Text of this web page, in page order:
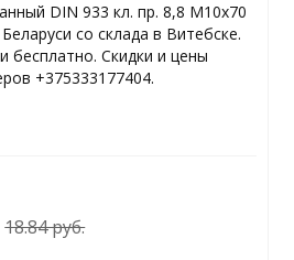
DIN 933 кл. пр. 8,8 M10x70
со склада в Витебске.
бесплатно. Скидки и цены
+375333177404.
18.84 руб.